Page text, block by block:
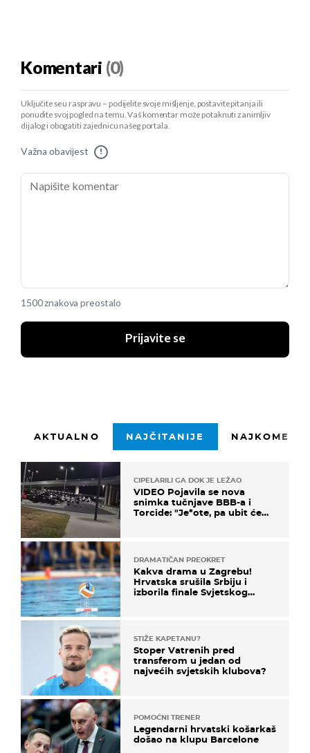
Komentari (0)
Uključite se u raspravu – podijelite svoje mišljenje, postavite pitanja ili
ponudite svoj pogled na temu. Vaš komentar može potaknuti zanimljiv
dijalog i obogatiti zajednicu našeg portala.
Važna obavijest !
1500 znakova preostalo
Prijavite se
AKTUALNO NAJČITANIJE
CIPELARILI GA DOK JE LEŽAO
VIDEO Pojavila se nova
snimka tučnjave BBB-a i
Torcide: "Je*ote, pa ubit će
DRAMATIČAN PREOKRET
Kakva drama u Zagrebu!
Hrvatska srušila Srbiju i
izborila finale Svjetskog
STIŽE KAPETANU?
Stoper Vatrenih pred
transferom u jedan od
najvećih svjetskih klubova?
POMOĆNI TRENER
Legendarni hrvatski košarkaš
došao na klupu Barcelone